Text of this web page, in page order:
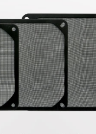
مروحة ثلاجة RV